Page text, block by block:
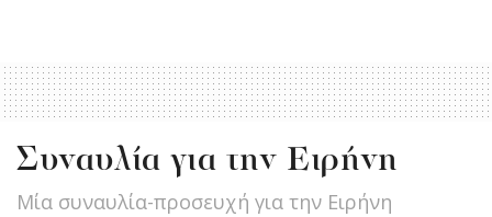
Συναυλία για την Ειρήνη
Mία συναυλία-προσευχή για την Ειρήνη